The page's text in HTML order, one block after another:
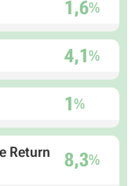
1,6%
4,1%
1%
Return
8,3%